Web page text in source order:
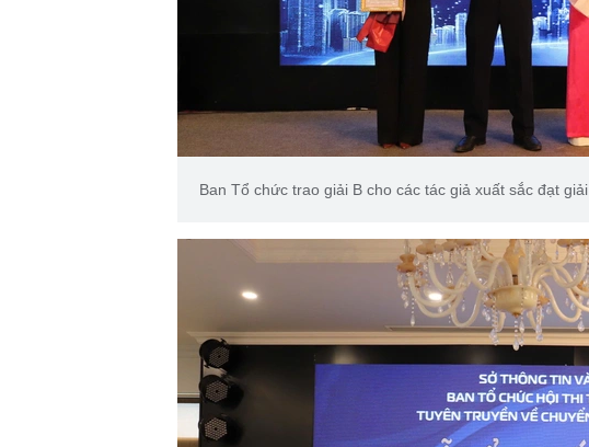
Ban Tổ chức trao giải B cho các tác giả xuất sắc đạt giải